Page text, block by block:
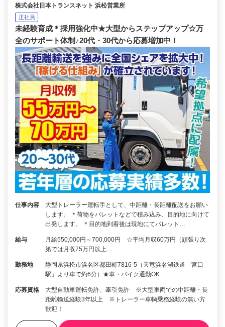
株式会社日本トランスネット 浜松営業所
正社員
未経験育成＊採用強化中★大型からステップアップ☆万
全のサポート体制♪20代・30代から応募増加中！
仕事内容
大型トレーラー運転手として、中距離・長距離配送をお願い
します。 ＊荷物をパレットなどで積み込み、目的地に向けて
出発します。 ＊目的地到着後は現地にてパレット…
給与
月給550,000円～700,000円 ☆平均月収60万円（頑張り次
第では月収75万円以上…
勤務地
静岡県浜松市浜名区都田町7816-5（天竜浜名湖鉄道「宮口
駅」より車で約6分）★車・バイク通勤OK
応募資格
大型自動車運転免許、牽引免許 ※大型車両での中距離・長
距離輸送経験3年以上 ※トレーラー車輌乗務経験の無い方
歓迎！